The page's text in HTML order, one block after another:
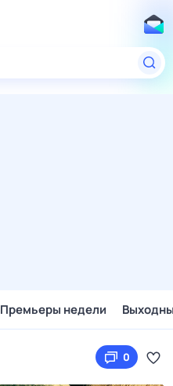
Премьеры недели
0